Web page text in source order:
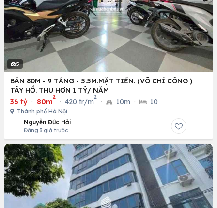
5
BÁN 80M - 9 TẦNG - 5.5M.MẶT TIỀN. (VÕ CHÍ CÔNG )
TÂY HỒ. THU HƠN 1 TỶ/ NĂM
36 tỷ · 80m
2
· 420 tr/m
2
· 10m · 10
Thành phố Hà Nội
Nguyễn Đức Hải
Đăng 3 giờ trước